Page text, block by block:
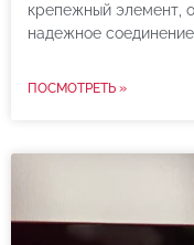
крепежный элемент,
надежное
ПОСМОТРЕТЬ »